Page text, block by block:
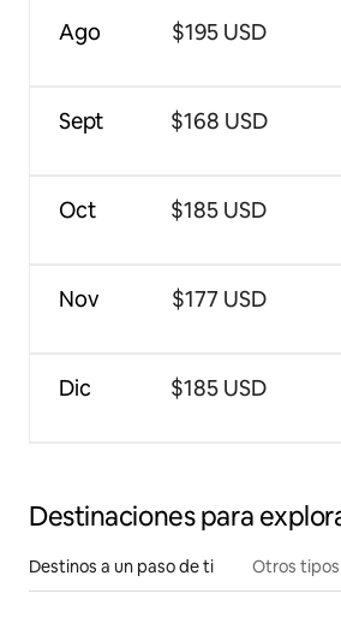
Ago
Sept
Oct
Nov
Dic
$195 USD
$168 USD
$185 USD
$177 USD
$185 USD
Destinaciones para
Destinos a un paso de ti Otros